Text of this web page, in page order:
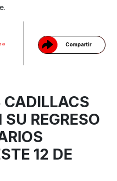
Compartir
CADILLACS
REGRESO
12 DE